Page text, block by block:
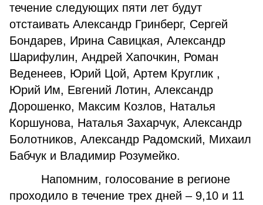
течение следующих пяти лет будут
отстаивать Александр Гринберг, Сергей
Бондарев, Ирина Савицкая, Александр
Шарифулин, Андрей Хапочкин, Роман
Веденеев, Юрий Цой, Артем Круглик ,
Юрий Им, Евгений Лотин, Александр
Дорошенко, Максим Козлов, Наталья
Коршунова, Наталья Захарчук, Александр
Болотников, Александр Радомский, Михаил
Бабчук и Владимир Розумейко.
Напомним, голосование в регионе
проходило в течение трех дней – 9,10 и 11